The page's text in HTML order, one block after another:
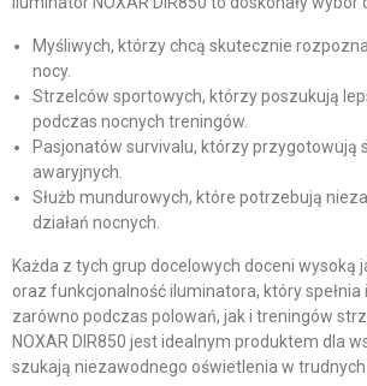
Myśliwych, którzy chcą skutecznie
nocy.
Strzelców sportowych, którzy poszukują
podczas nocnych treningów.
Pasjonatów survivalu, którzy przygotowują
awaryjnych.
Służb mundurowych, które potrzebują
działań nocnych.
Każda z tych grup docelowych doceni wysoką
oraz funkcjonalność iluminatora, który
zarówno podczas polowań, jak i treningów
NOXAR DIR850 jest idealnym produktem dla
szukają niezawodnego oświetlenia w trudnych